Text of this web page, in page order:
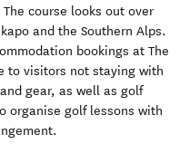
course looks out over
and the Southern Alps.
bookings at The
to visitors not staying with
gear, as well as golf
organise golf lessons with